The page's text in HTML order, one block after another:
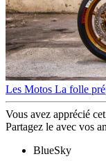
Les Motos La folle
Vous avez apprécié
Partagez le avec vos
BlueSky